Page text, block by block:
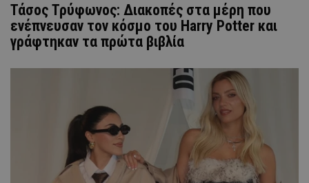
Τάσος Τρύφωνος: Διακοπές στα μέρη που
ενέπνευσαν τον κόσμο του Harry Potter και
γράφτηκαν τα πρώτα βιβλία